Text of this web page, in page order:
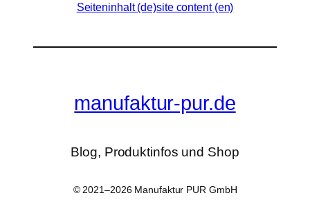
Seiteninhalt (de)site content (en)
manufaktur-pur.de
Blog, Produktinfos und Shop
© 2021–2026 Manufaktur PUR GmbH